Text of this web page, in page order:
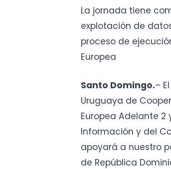
La jornada tiene
explotación de
proceso de
Europea
Santo Domingo.–
Uruguaya de
Europea Adelante
Información y del
apoyará a nuestro
de República